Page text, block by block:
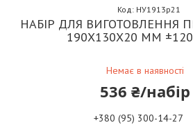
НАБІР ДЛЯ ВИГОТОВЛЕННЯ
190Х130Х20 ММ
Немає в наявності
Код: НУ1913р21
536 ₴/набір
+380 (95) 300-14-27